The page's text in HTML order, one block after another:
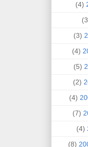
(4)
(3)
(4)
(5)
(2)
(4)
(7)
(4)
(8)